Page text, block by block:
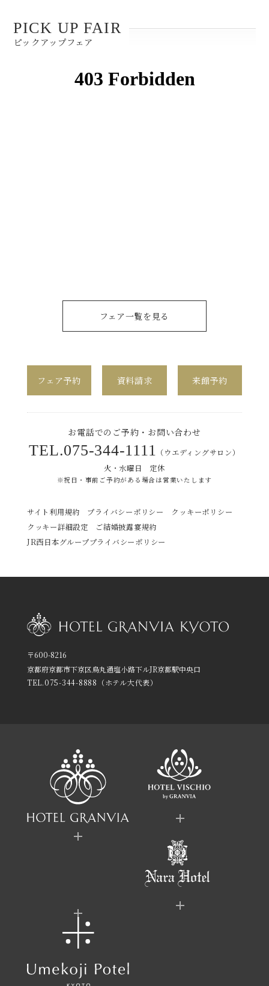
PICK UP FAIR
ピックアップフェア
フェア一覧を見る
フェア予約 資料請求 来館予約
お電話でのご予約・お問い合わせ
TEL.075-344-1111 （ウエディングサロン）
火・水曜日 定休
※祝日・事前ご予約がある場合は営業いたします
サイト利用規約 プライバシーポリシー
クッキーポリシー
クッキー詳細設定
ご結婚披露宴規約
JR西日本グループプライバシーポリシー
〒600-8216
京都府京都市下京区烏丸通塩小路下ルJR京都駅中央口
TEL.075-344-8888 （ホテル大代表）